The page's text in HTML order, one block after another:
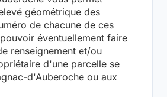
géométrique des
de chacune de ces
éventuellement faire
renseignement et/ou
d'une parcelle se
d'Auberoche ou aux